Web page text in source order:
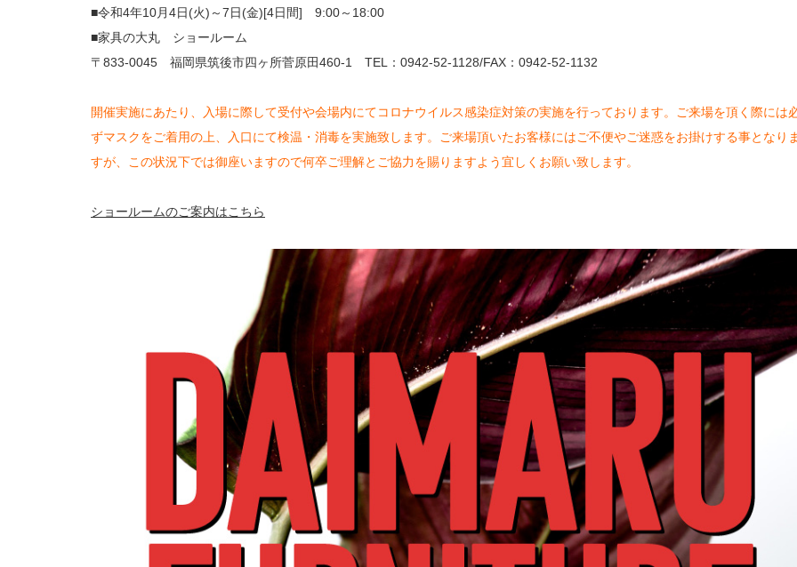
■令和4年10月4日(火)～7日(金)[4日間] 9:00～18:00
■家具の大丸 ショールーム
〒833-0045 福岡県筑後市四ヶ所菅原田460-1 TEL：0942-52-1128/FAX：0942-52-1132
開催実施にあたり、入場に際して受付や会場内にてコロナウイルス感染症対策の実施を行っております。ご来場を頂く際には
ずマスクをご着用の上、入口にて検温・消毒を実施致します。ご来場頂いたお客様にはご不便やご迷惑をお掛けする事となり
すが、この状況下では御座いますので何卒ご理解とご協力を賜りますよう宜しくお願い致します。
ショールームのご案内はこちら